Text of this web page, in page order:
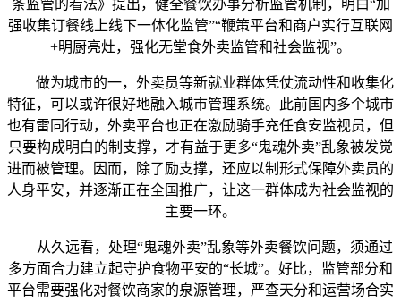
条监管的看法》提出，健全餐饮办事分析监管机制，明白“加
强收集订餐线上线下一体化监管”“鞭策平台和商户实行互联网
+明厨亮灶，强化无堂食外卖监管和社会监视”。
做为城市的一，外卖员等新就业群体凭仗流动性和收集化
特征，可以或许很好地融入城市管理系统。此前国内多个城市
也有雷同行动，外卖平台也正在激励骑手充任食安监视员，但
只要构成明白的制支撑，才有益于更多“鬼魂外卖”乱象被发觉
进而被管理。因而，除了励支撑，还应以制形式保障外卖员的
人身平安，并逐渐正在全国推广，让这一群体成为社会监视的
主要一环。
从久远看，处理“鬼魂外卖”乱象等外卖餐饮问题，须通过
多方面合力建立起守护食物平安的“长城”。好比，监管部分和
平台需要强化对餐饮商家的泉源管理，严查天分和运营场合实